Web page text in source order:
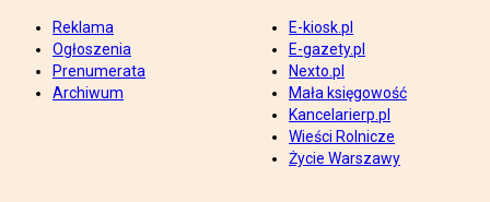
Reklama
Ogłoszenia
Prenumerata
Archiwum
E-kiosk.pl
E-gazety.pl
Nexto.pl
Mała księgowość
Kancelarierp.pl
Wieści Rolnicze
Życie Warszawy